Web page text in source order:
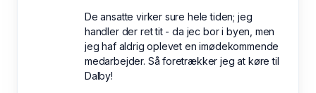
De ansatte virker sure hele tiden; jeg
handler der ret tit - da jec bor i byen, men
jeg haf aldrig oplevet en imødekommende
medarbejder. Så foretrækker jeg at køre til
Dalby!